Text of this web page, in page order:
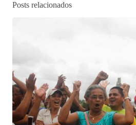
Posts relacionados